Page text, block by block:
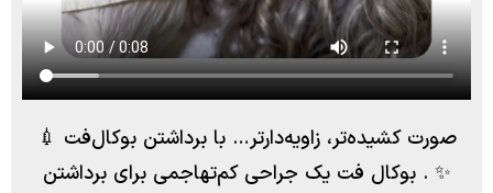
صورت کشیده‌تر، زاویه‌دارتر… با برداشتن بوکال‌فت 💉
✨ . بوکال فت یک جراحی کم‌تهاجمی برای برداشتن